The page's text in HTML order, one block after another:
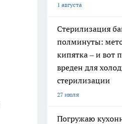
1 августа
Стерилизация
полминуты:
кипятка – и вот
вреден для
стерилизации
27 июля
Погружаю